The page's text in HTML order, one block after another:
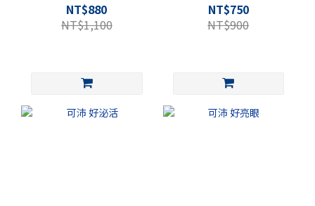
NT$880
NT$1,100
NT$750
NT$900